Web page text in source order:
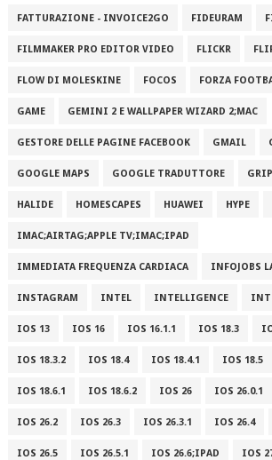
FATTURAZIONE - INVOICE2GO FIDEURAM
FILMMAKER PRO EDITOR VIDEO FLICKR
FLOW DI MOLESKINE FOCOS FORZA
GAME GEMINI 2 E WALLPAPER WIZARD 2;MAC
GESTORE DELLE PAGINE FACEBOOK GMAIL
GOOGLE MAPS GOOGLE TRADUTTORE
HALIDE HOMESCAPES HUAWEI HYPE
IMAC;AIRTAG;APPLE TV;IMAC;IPAD
IMMEDIATA FREQUENZA CARDIACA INFOJOBS
INSTAGRAM INTEL INTELLIGENCE
IOS 13 IOS 16 IOS 16.1.1 IOS 18.3
IOS 18.3.2 IOS 18.4 IOS 18.4.1 IOS 18.5
IOS 18.6.1 IOS 18.6.2 IOS 26 IOS 26.0.1
IOS 26.2 IOS 26.3 IOS 26.3.1 IOS 26.4
IOS 26.5 IOS 26.5.1 IOS 26.6;IPAD IOS